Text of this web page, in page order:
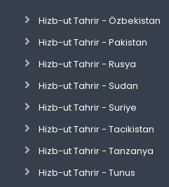
Hizb-ut Tahrir - Özbekistan
Hizb-ut Tahrir - Pakistan
Hizb-ut Tahrir - Rusya
Hizb-ut Tahrir - Sudan
Hizb-ut Tahrir - Suriye
Hizb-ut Tahrir - Tacikistan
Hizb-ut Tahrir - Tanzanya
Hizb-ut Tahrir - Tunus